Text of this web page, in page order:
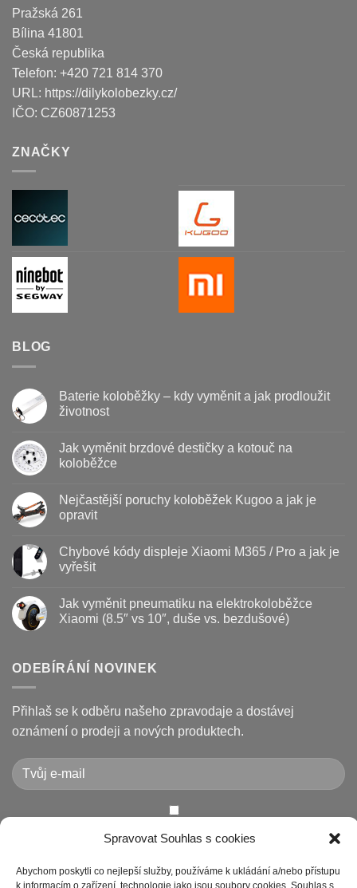
Spravovat Souhlas s cookies
Abychom poskytli co nejlepší služby, používáme k ukládání a/nebo přístupu
k informacím o zařízení, technologie jako jsou soubory cookies. Souhlas s
Pražská 261
Bílina 41801
Česká republika
Telefon: +420 721 814 370
URL: https://dilykolobezky.cz/
IČO: CZ60871253
ZNAČKY
BLOG
Baterie koloběžky – kdy vyměnit a jak prodloužit
životnost
textu
s
koloběžky
kdy
jak
prodloužit
životnost
Jak vyměnit brzdové destičky a kotouč na
koloběžce
u
textu
s
vyměnit
brzdové
destičky
na
koloběžce
Nejčastější poruchy koloběžek Kugoo a jak je
opravit
u
textu
s
poruchy
koloběžek
Kugoo
opravit
Chybové kódy displeje Xiaomi M365 / Pro a jak je
vyřešit
textu
s
displeje
Xiaomi
Pro
a
jak
je
Jak vyměnit pneumatiku na elektrokoloběžce
Xiaomi (8.5″ vs 10″, duše vs. bezdušové)
textu
s
vyměnit
pneumatiku
na
elektrokoloběžce
(8.5″
vs
10″,
duše
ODEBÍRÁNÍ NOVINEK
Přihlaš se k odběru našeho zpravodaje a dostávej
oznámení o prodeji a nových produktech.
Chcete-li odeslat tento formulář, musíte přijmout naše